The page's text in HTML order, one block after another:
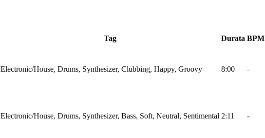
Tag Durata BPM
Electronic/House, Drums, Synthesizer, Clubbing, Happy, Groovy 8:00 -
Electronic/House, Drums, Synthesizer, Bass, Soft, Neutral, Sentimental 2:11 -